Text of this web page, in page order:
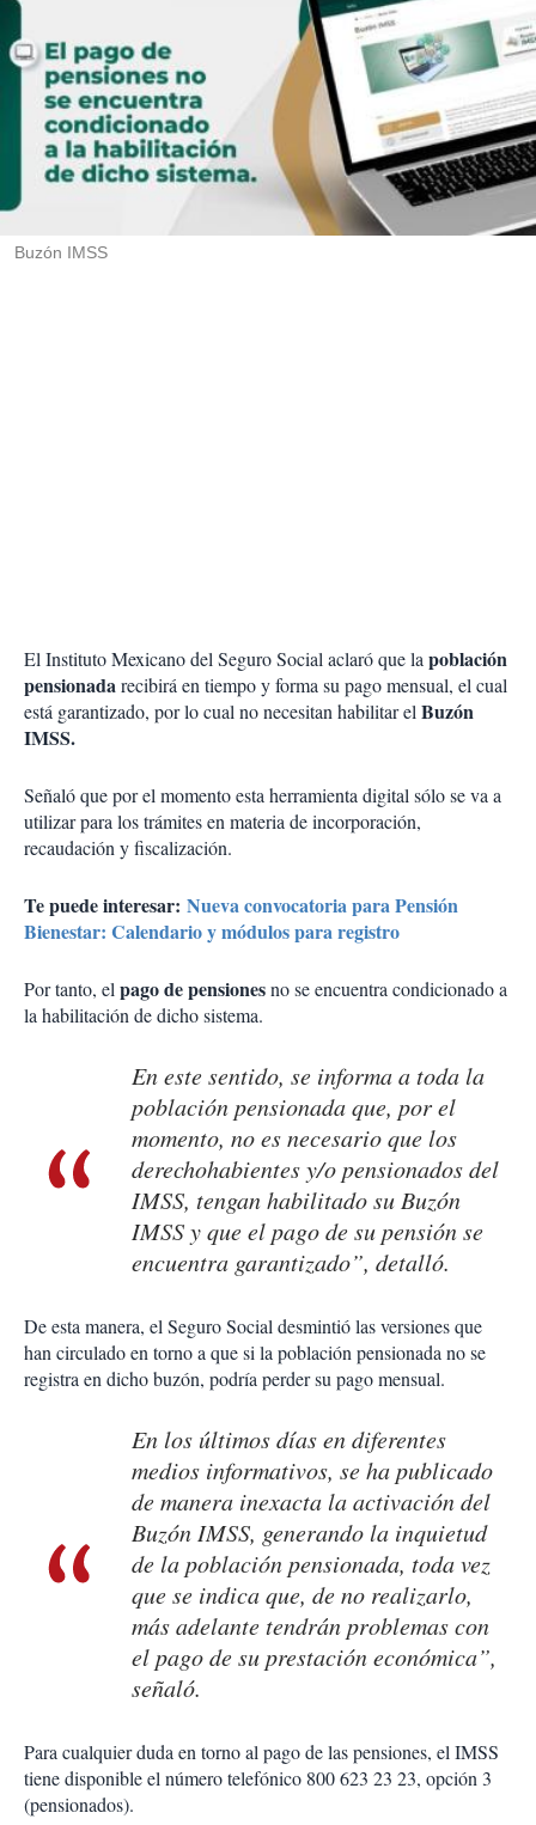
c
o
m
p
a
r
t
Buzón IMSS
El Instituto Mexicano del Seguro Social aclaró que lapoblación
pensionadarecibirá en tiempo y forma su pago mensual, el cual
está garantizado, por lo cual no necesitan habilitar elBuzón
IMSS.
Señaló que por el momento esta herramienta digital sólo se va a
utilizar para los trámites en materia de incorporación,
recaudación y fiscalización.
Te puede interesar: Nueva convocatoria para Pensión
Bienestar: Calendario y módulos para registro
Por tanto, elpago de pensionesno se encuentra condicionado a
la habilitación de dicho sistema.
En este sentido, se informa a toda la
población pensionada que, por el
momento, no es necesario que los
derechohabientes y/o pensionados del
IMSS, tengan habilitado su Buzón
IMSS y que el pago de su pensión se
encuentra garantizado”, detalló.
De esta manera, el Seguro Social desmintió las versiones que
han circulado en torno a que si la población pensionada no se
registra en dicho buzón, podría perder su pago mensual.
En los últimos días en diferentes
medios informativos, se ha publicado
de manera inexacta la activación del
Buzón IMSS, generando la inquietud
de la población pensionada, toda vez
que se indica que, de no realizarlo,
más adelante tendrán problemas con
el pago de su prestación económica”,
señaló.
Para cualquier duda en torno al pago de las pensiones, el IMSS
tiene disponible el número telefónico 800 623 23 23, opción 3
(pensionados).